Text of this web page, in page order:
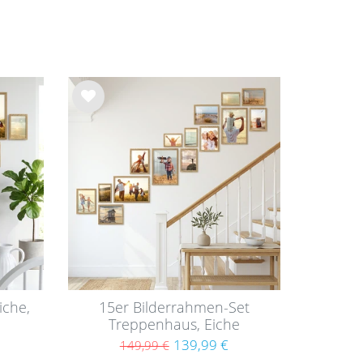
Wu
15er Bilderrahmen-Set
Treppenhaus, Eiche
Massivholz (EU)
149,99 € 139,99 €